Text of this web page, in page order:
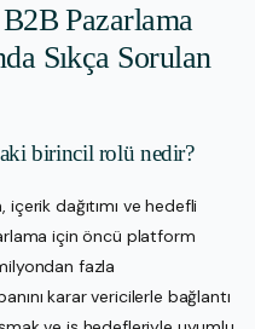
Pazarlama
Sıkça Sorulan
birincil rolü nedir?
dağıtımı ve hedefli
için öncü platform
fazla
karar vericilerle bağlantı